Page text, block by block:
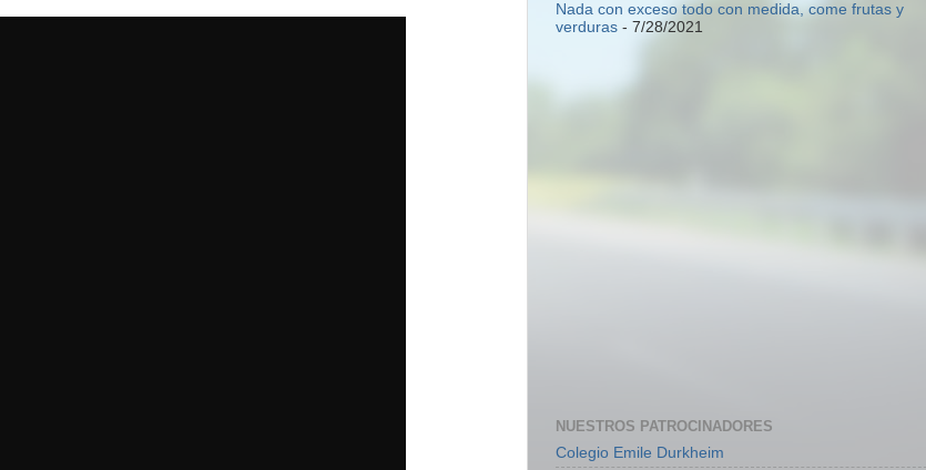
Nada con exceso todo con medida, come frutas y
verduras - 7/28/2021
NUESTROS PATROCINADORES
Colegio Emile Durkheim